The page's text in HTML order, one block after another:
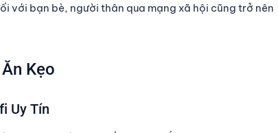
với bạn bè, người thân qua mạng xã hội cũng trở nên
Kẹo
Uy Tín